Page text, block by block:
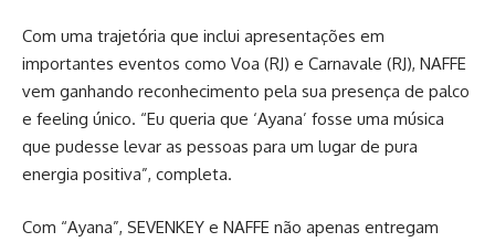
Com uma trajetória que inclui apresentações em
importantes eventos como Voa (RJ) e Carnavale (RJ), NAFFE
vem ganhando reconhecimento pela sua presença de palco
e feeling único. “Eu queria que ‘Ayana’ fosse uma música
que pudesse levar as pessoas para um lugar de pura
energia positiva”, completa.
Com “Ayana”, SEVENKEY e NAFFE não apenas entregam